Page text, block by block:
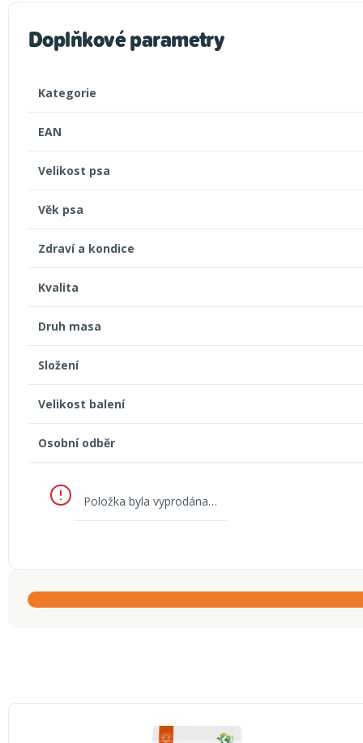
Doplňkové parametry
Kategorie
EAN
Velikost psa
Věk psa
Zdraví a kondice
Kvalita
Druh masa
Složení
Velikost balení
Osobní odběr
Položka byla vyprodána…